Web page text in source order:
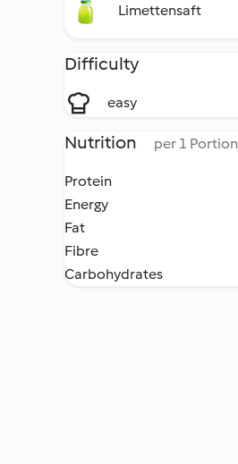
Limettensaft
Difficulty
easy
Nutrition per 1 Portion
Protein
Energy
Fat
Fibre
Carbohydrates